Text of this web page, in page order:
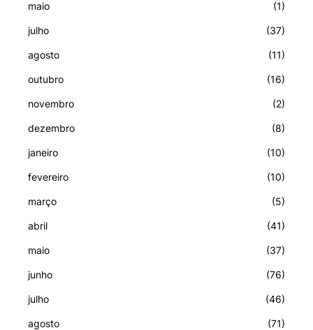
maio (1)
julho (37)
agosto (11)
outubro (16)
novembro (2)
dezembro (8)
janeiro (10)
fevereiro (10)
março (5)
abril (41)
maio (37)
junho (76)
julho (46)
agosto (71)